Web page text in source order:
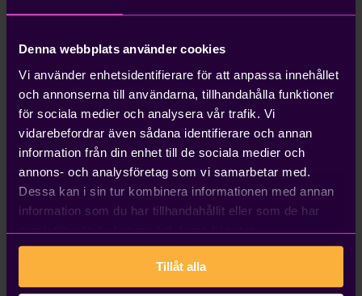
Denna webbplats använder cookies
Vi använder enhetsidentifierare för att anpassa innehållet
och annonserna till användarna, tillhandahålla funktioner
för sociala medier och analysera vår trafik. Vi
vidarebefordrar även sådana identifierare och annan
information från din enhet till de sociala medier och
annons- och analysföretag som vi samarbetar med.
Dessa kan i sin tur kombinera informationen med annan
information som du har tillhandahållit eller som de har
samlat in när du har använt deras tjänster.
Tillåt alla
Kleer ansvarar för att integrationen mot bank fungerar
fullt ut.
Så kommer du igång
Kleer kund:På Danske Banks webbsida kan du som
Kleer-kund läsa mer om bankintegrationen.
Klicka här f ör att komma till Danske Banks sida för
ISO20022. Kontakta din konsult om du har frågor
kontakta Danske Banks Kundservice Företag på 0752